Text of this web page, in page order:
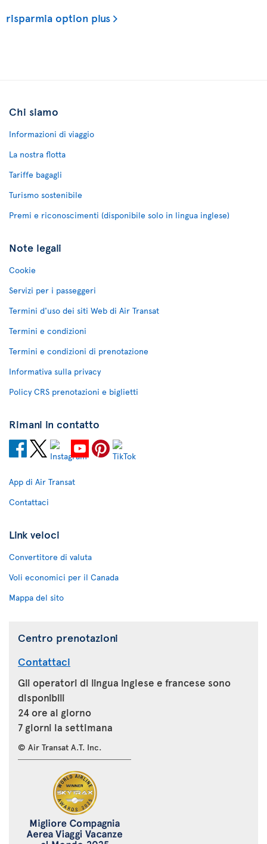
risparmia option plus
Chi siamo
Informazioni di viaggio
La nostra flotta
Tariffe bagagli
Turismo sostenibile
Premi e riconoscimenti (disponibile solo in lingua inglese)
Note legali
Cookie
Servizi per i passeggeri
Termini d'uso dei siti Web di Air Transat
Termini e condizioni
Termini e condizioni di prenotazione
Informativa sulla privacy
Policy CRS prenotazioni e biglietti
Rimani in contatto
App di Air Transat
Contattaci
Link veloci
Convertitore di valuta
Voli economici per il Canada
Mappa del sito
Centro prenotazioni
Contattaci
Gli operatori di lingua inglese e francese sono
disponibili
24 ore al giorno
7 giorni la settimana
© Air Transat A.T. Inc.